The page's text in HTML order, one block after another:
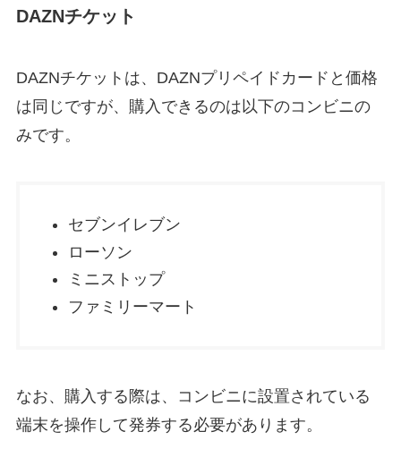
DAZNチケット
DAZNチケットは、DAZNプリペイドカードと価格
は同じですが、購入できるのは以下のコンビニの
みです。
セブンイレブン
ローソン
ミニストップ
ファミリーマート
なお、購入する際は、コンビニに設置されている
端末を操作して発券する必要があります。